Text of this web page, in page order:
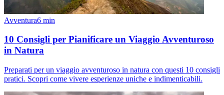
Avventura6 min
10 Consigli per Pianificare un Viaggio Avventuroso
in Natura
Preparati per un viaggio avventuroso in natura con questi 10 consigli
pratici. Scopri come vivere esperienze uniche e indimenticabili.